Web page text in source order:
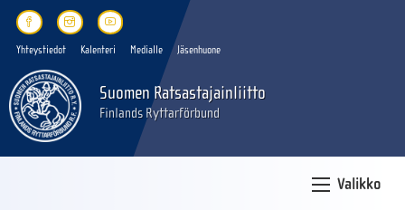
Yhteystiedot Kalenteri Medialle Jäsenhuone
Suomen Ratsastajainliitto
Finlands Ryttarförbund
Valikko